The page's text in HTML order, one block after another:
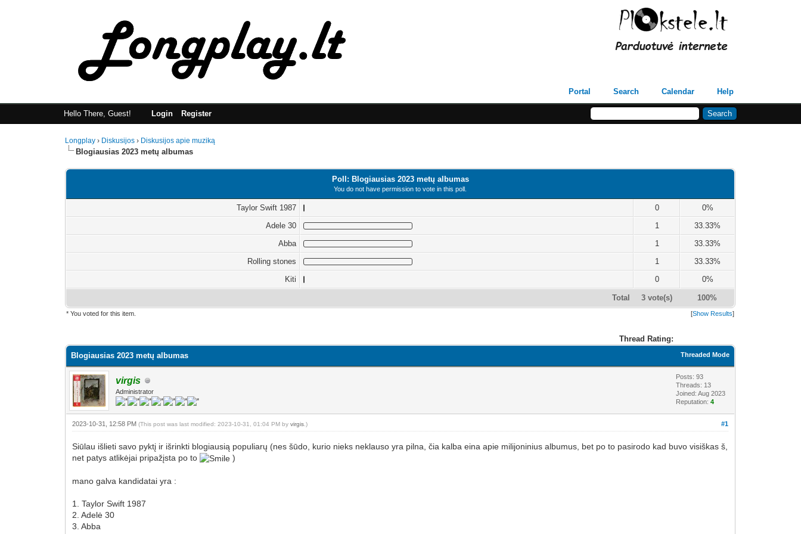
Portal Search Calendar Help
Hello There, Guest! Login Register
Longplay › Diskusijos › Diskusijos apie muziką
Blogiausias 2023 metų albumas
Poll: Blogiausias 2023 metų albumas
You do not have permission to vote in this poll.
Taylor Swift 1987 0
0%
Adele 30
1
33.33%
Abba
1
33.33%
Rolling stones
1
33.33%
Kiti
0 0%
Total 3 vote(s) 100%
* You voted for this item. [Show Results]
Thread Rating:
Threaded Mode
Blogiausias 2023 metų albumas
virgis
Administrator
Posts: 93
Threads: 13
Joined: Aug 2023
Reputation:4
#1
2023-10-31, 12:58 PM(This post was last modified: 2023-10-31, 01:04 PM byvirgis .)
Siūlau išlieti savo pyktį ir išrinkti blogiausią populiarų (nes šūdo, kurio nieks neklauso yra pilna, čia kalba eina apie milijoninius albumus, bet po to pasirodo kad buvo visiškas š,
net patys atlikėjai pripažįsta po to
)
mano galva kandidatai yra :
1. Taylor Swift 1987
2. Adelė 30
3. Abba